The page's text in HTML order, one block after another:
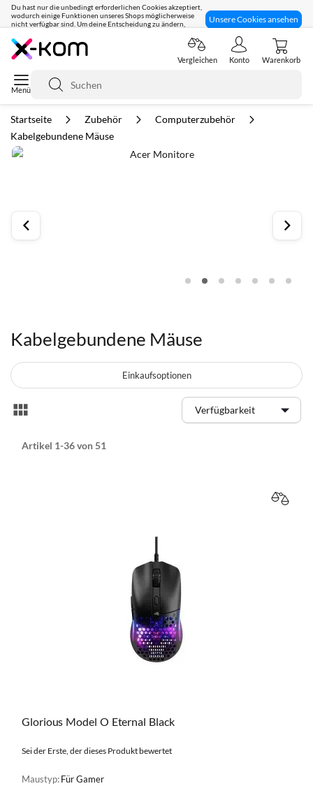
Du hast nur die unbedingt erforderlichen Cookies akzeptiert,
wodurch einige Funktionen unseres Shops möglicherweise
nicht verfügbar sind. Um deine Entscheidung zu ändern,
Unsere Cookies ansehen
Seit 8 Jahren für dich da!
Suche
Vergleichen Konto Warenkorb
Startseite Zubehör
Computerzubehör
Kabelgebundene Mäuse
Kabelgebundene Mäuse
Anzeigen
Liste
Artikel 1-36von 51
Glorious Model O Eternal Black
Sei der Erste, der dieses Produkt bewertet
Maustyp:Für Gamer
Einkaufsoptionen